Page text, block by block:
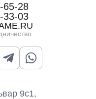
9с1,
65-28
33-03